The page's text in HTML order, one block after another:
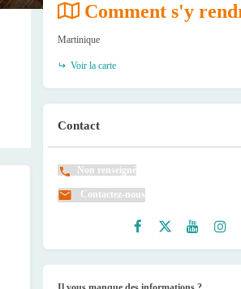
Comment s'y
Martinique
Voir la carte
Contact
Non renseigné
Contactez-nous